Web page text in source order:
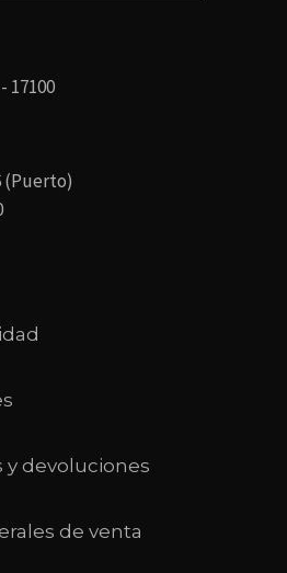
17100
(Puerto)
y devoluciones
de venta